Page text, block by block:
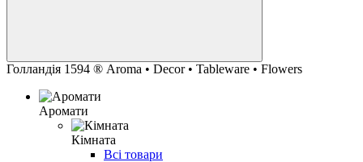
Голландiя 1594 ® Aroma • Decor • Tableware • Flowers
Аромати
Кімната
Всі товари